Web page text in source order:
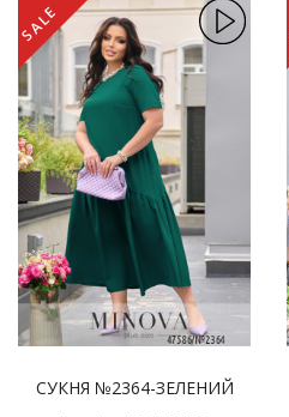
SALE
СУКНЯ №2364-ЗЕЛЕНИЙ